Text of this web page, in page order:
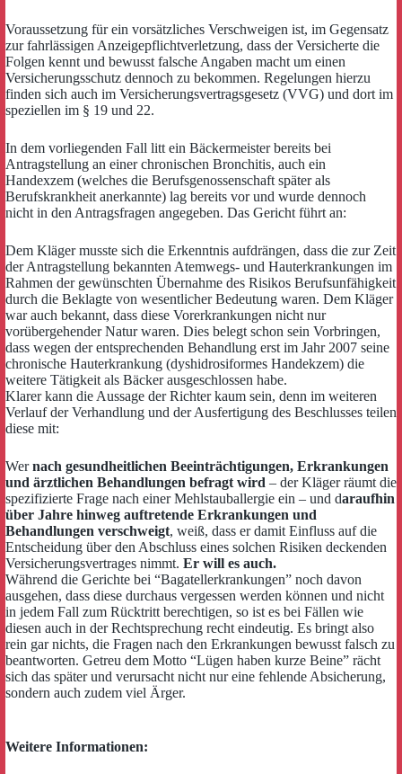
Voraussetzung für ein vorsätzliches Verschweigen ist, im Gegensatz
zur fahrlässigen Anzeigepflichtverletzung, dass der Versicherte die
Folgen kennt und bewusst falsche Angaben macht um einen
Versicherungsschutz dennoch zu bekommen. Regelungen hierzu
finden sich auch im Versicherungsvertragsgesetz (VVG) und dort im
speziellen im § 19 und 22.
In dem vorliegenden Fall litt ein Bäckermeister bereits bei
Antragstellung an einer chronischen Bronchitis, auch ein
Handexzem (welches die Berufsgenossenschaft später als
Berufskrankheit anerkannte) lag bereits vor und wurde dennoch
nicht in den Antragsfragen angegeben. Das Gericht führt an:
Dem Kläger musste sich die Erkenntnis aufdrängen, dass die zur Zeit
der Antragstellung bekannten Atemwegs- und Hauterkrankungen im
Rahmen der gewünschten Übernahme des Risikos Berufsunfähigkeit
durch die Beklagte von wesentlicher Bedeutung waren. Dem Kläger
war auch bekannt, dass diese Vorerkrankungen nicht nur
vorübergehender Natur waren. Dies belegt schon sein Vorbringen,
dass wegen der entsprechenden Behandlung erst im Jahr 2007 seine
chronische Hauterkrankung (dyshidrosiformes Handekzem) die
weitere Tätigkeit als Bäcker ausgeschlossen habe.
Klarer kann die Aussage der Richter kaum sein, denn im weiteren
Verlauf der Verhandlung und der Ausfertigung des Beschlusses teilen
diese mit:
Wernach gesundheitlichen Beeinträchtigungen, Erkrankungen
und ärztlichen Behandlungen befragt wird – der Kläger räumt die
spezifizierte Frage nach einer Mehlstauballergie ein – und daraufhin
über Jahre hinweg auftretende Erkrankungen und
Behandlungen verschweigt, weiß, dass er damit Einfluss auf die
Entscheidung über den Abschluss eines solchen Risiken deckenden
Versicherungsvertrages nimmt. Er will es auch.
Während die Gerichte bei “Bagatellerkrankungen” noch davon
ausgehen, dass diese durchaus vergessen werden können und nicht
in jedem Fall zum Rücktritt berechtigen, so ist es bei Fällen wie
diesen auch in der Rechtsprechung recht eindeutig. Es bringt also
rein gar nichts, die Fragen nach den Erkrankungen bewusst falsch zu
beantworten. Getreu dem Motto “Lügen haben kurze Beine” rächt
sich das später und verursacht nicht nur eine fehlende Absicherung,
sondern auch zudem viel Ärger.
Weitere Informationen: